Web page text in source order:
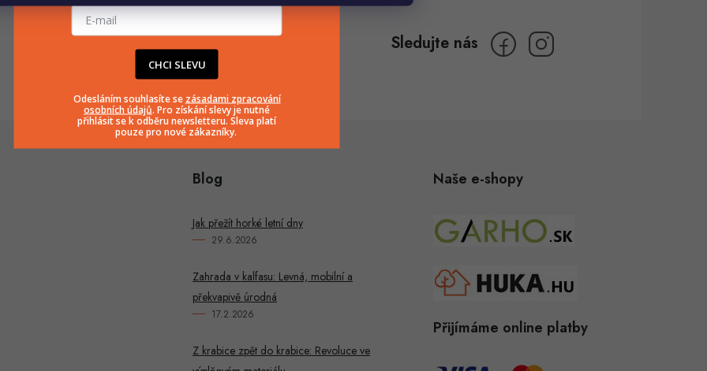
+420777799661
Blog
Jak přežít horké letní dny
29.6.2026
Zahrada v kalfasu: Levná, mobilní a
překvapivě úrodná
17.2.2026
Z krabice zpět do krabice: Revoluce ve
Naše e-shopy
Přijímáme online platby
CHCI SLEVU
Odesláním souhlasíte se zásadami zpracování
osobních údajů. Pro získání slevy je nutné
přihlásit se k odběru newsletteru. Sleva platí
pouze pro nové zákazníky.